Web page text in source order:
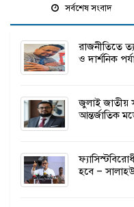
সর্বশেষ সংবাদ
রাজনীতিতে
ও দার্শনিক
জুলাই জাতীয়
আন্তর্জাতিক
হবে –